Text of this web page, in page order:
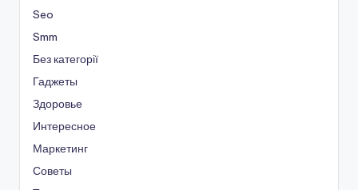
Seo
Smm
Без категорії
Гаджеты
Здоровье
Интересное
Маркетинг
Советы